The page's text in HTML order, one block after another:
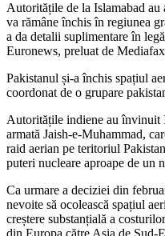
Autoritățile de la Islamabad au
va rămâne închis în regiunea
a da detalii suplimentare în
Euronews, preluat de
Pakistanul și-a închis spațiul
coordonat de o grupare
Autoritățile indiene au învinuit
armată Jaish-e-Muhammad,
raid aerian pe teritoriul
puteri nucleare aproape de un
Ca urmare a deciziei din
nevoite să ocolească spațiul
creștere substanțială a
din Europa către Asia de Sud-